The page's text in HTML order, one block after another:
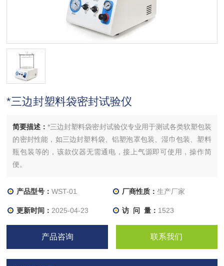
*三边封塑料袋密封试验仪
简要描述：*三边封塑料袋密封试验仪专业用于测试各类软塑包装
的密封性能，如三边封塑料袋、铝塑泡罩包装、湿巾包装、塑料
瓶包装等的，该款仪器无需通电，接上气源即可使用，操作简
便。
产品型号：WST-01 厂商性质： 生产厂家
更新时间： 2025-04-23 访 问 量： 1523
产品咨询 联系我们